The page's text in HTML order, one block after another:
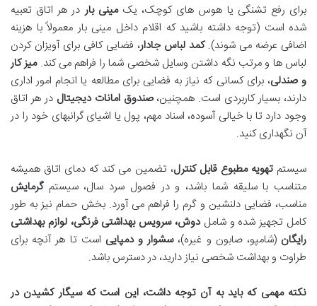
برای رفع تشنگی یا هوس های کوچک، یکمینی بار در هر اتاق تعبیه
شده است (توجه داشته باشید که اقلام داخل مینی بار معمولاً با هزینه
اضافی عرضه می شوند).کمد لباس جادار، فضایی کافی برای آویزان کردن
لباس ها و مرتب نگه داشتن وسایل شخصی شما را فراهم می کند.میز کار
و صندلی، برای کسانی که نیاز به فضایی برای مطالعه یا انجام امور اداری
دارند، بسیار کاربردی است. همچنین،صندوق امانات دیجیتال در هر اتاق
وجود دارد تا با خیالی آسوده، اسناد مهم، پول یا اشیای گرانبهای خود را در
آن نگهداری کنید.
سیستمتهویه مطبوع قابل کنترل، تضمین می کند که دمای اتاق همیشه
متناسب با سلیقه شما باشد، و در فصول سرد سال، سیستمگرمایش
مناسب، فضایی دلنشین و گرم را فراهم می آورد. بخش حمام نیز به طور
کامل تجهیز شده و شاملدوش، سرویس بهداشتی فرنگی، لوازم بهداشتی
رایگان (شامپو، صابون و غیره)،سشوار و دمپایی است تا هر آنچه برای
طراوت و بهداشت شخصی نیاز دارید، در دسترس باشد.
نکته مهمی که باید به آن توجه داشت، این است که سیگار کشیدن در